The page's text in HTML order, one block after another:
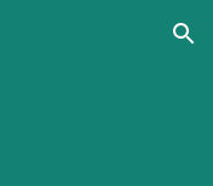
Skip to navigation